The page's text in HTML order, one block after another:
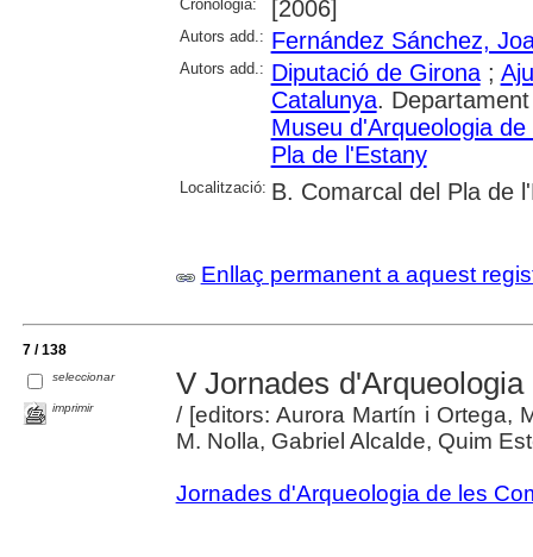
Cronologia: [2006]
Autors add.: Fernández Sánchez,
Autors add.: Diputació de Girona;
Catalunya.
Museu d'Arqueologia de
Pla de l'Estany
Localització: B. Comarcal del Pla de
Enllaç permanent a aquest
7 / 138
seleccionar
imprimir
V Jornades
/ [editors: Aurora Martín i Ortega,
M. Nolla, Gabriel Alcalde, Quim
Jornades d'Arqueologia de les